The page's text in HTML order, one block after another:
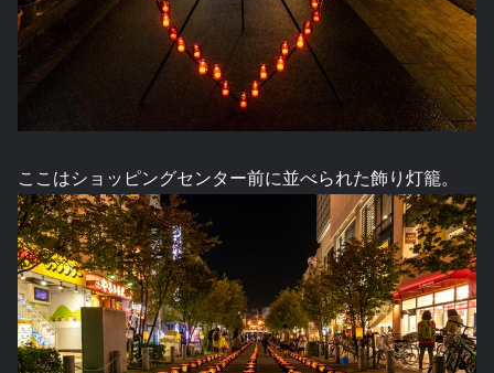
ここはショッピングセンター前に並べられた飾り灯籠。